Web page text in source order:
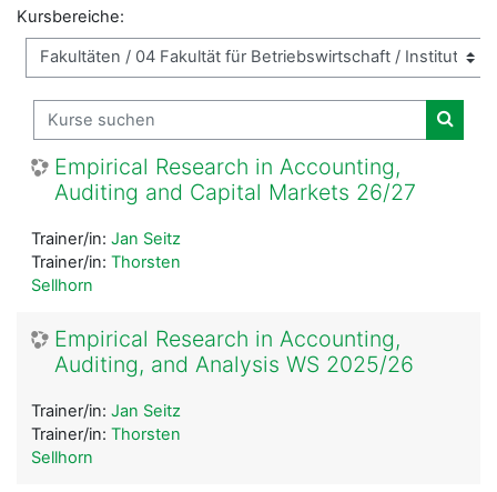
Kursbereiche:
Kurse suchen
Kurse
Empirical Research in Accounting,
Auditing and Capital Markets 26/27
Trainer/in: Jan Seitz
Trainer/in: Thorsten
Sellhorn
Empirical Research in Accounting,
Auditing, and Analysis WS 2025/26
Trainer/in: Jan Seitz
Trainer/in: Thorsten
Sellhorn